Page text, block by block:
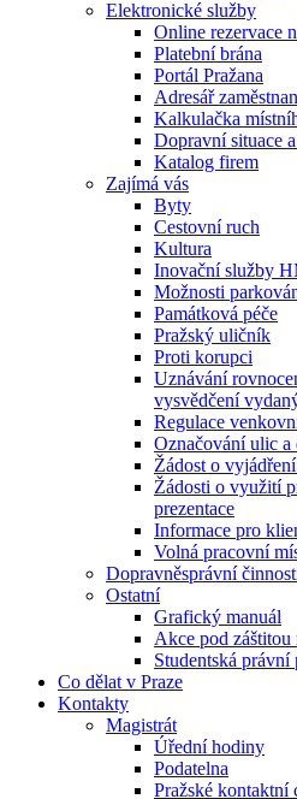
Elektronické služby
Online rezervace
Platební brána
Portál Pražana
Adresář
Kalkulačka
Dopravní situace
Katalog firem
Zajímá vás
Byty
Cestovní ruch
Kultura
Inovační služby
Možnosti
Památková péče
Pražský uličník
Proti korupci
Uznávání
vysvědčení
Regulace
Označování ulic a
Žádost o
Žádosti o využití
prezentace
Informace pro
Volná pracovní
Dopravněsprávní
Ostatní
Grafický manuál
Akce pod záštitou
Studentská právní
Co dělat v Praze
Kontakty
Magistrát
Úřední hodiny
Podatelna
Pražské kontaktní